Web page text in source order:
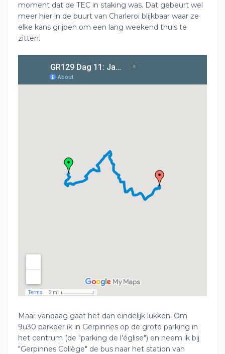
moment dat de TEC in staking was. Dat gebeurt wel
meer hier in de buurt van Charleroi blijkbaar waar ze
elke kans grijpen om een lang weekend thuis te
zitten.
Maar vandaag gaat het dan eindelijk lukken. Om
9u30 parkeer ik in Gerpinnes op de grote parking in
het centrum (de "parking de l'église") en neem ik bij
"Gerpinnes Collège" de bus naar het station van